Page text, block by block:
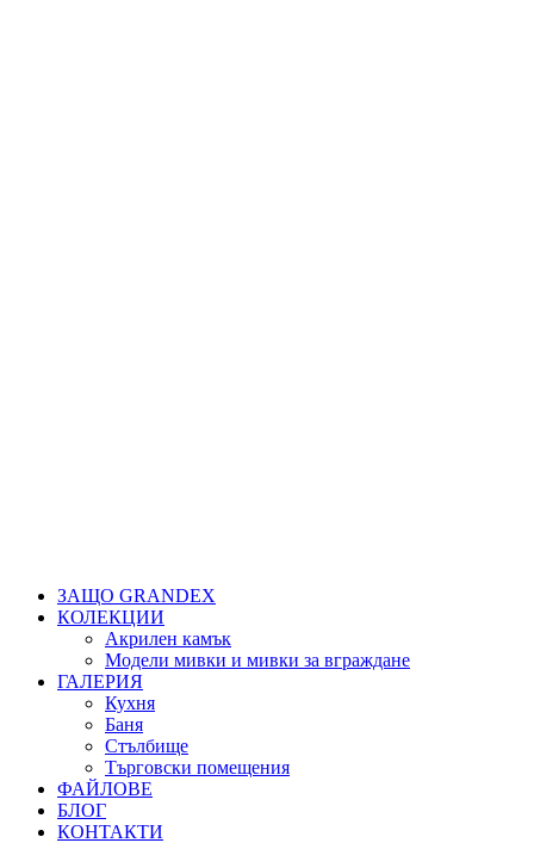
ЗАЩО GRANDEX
КОЛЕКЦИИ
Акрилен камък
Модели мивки и мивки за вграждане
ГАЛЕРИЯ
Кухня
Баня
Стълбище
Търговски помещения
ФАЙЛОВЕ
БЛОГ
КОНТАКТИ